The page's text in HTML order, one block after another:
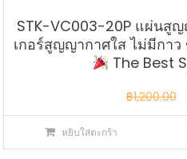
STK-VC003-20P แผ่นสู
เกอร์สูญญากาศใส ไม่มีกา
The Best
฿1,200.00
หยิบใส่ตะกร้า